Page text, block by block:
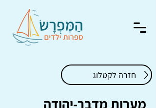
חזרה לקטלוג
מערות מדבר-יהודה